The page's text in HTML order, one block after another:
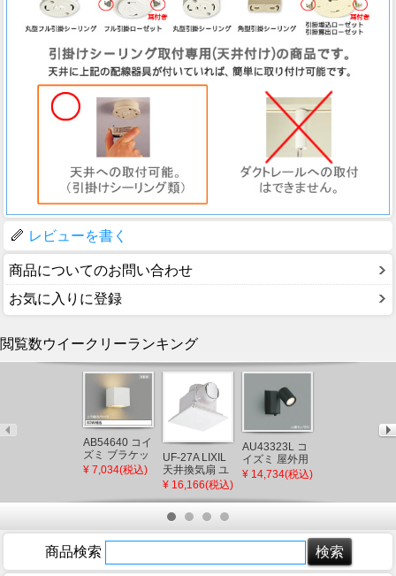
レビューを書く
商品についてのお問い合わせ
お気に入りに登録
閲覧数ウイークリーランキング
AB54640 コイ
ズミ ブラケッ
トライト LED
似品)
¥ 7,034(税込)
UF-27A LIXIL
天井換気扇 ユ
ニットバス用
(UF-23A 後継
品)
¥ 16,166(税込)
AU43323L コ
イズミ 屋外用
スポットライ
¥ 14,734(税込)
色） 下方照射
商品検索